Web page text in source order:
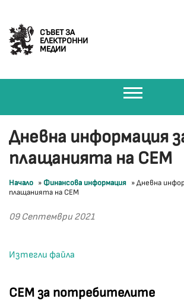
СЪВЕТ ЗА
ЕЛЕКТРОННИ
МЕДИИ
СЕМ за потребителите
Дневна информация
плащанията на СЕМ
Начало » Финансова информация »Дневна
плащанията на СЕМ
09 Септември 2021
Изтегли файла